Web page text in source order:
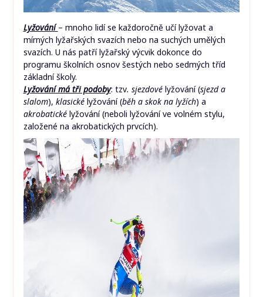
Lyžování– mnoho lidí se každoročně učí lyžovat a
mírných lyžařských svazích nebo na suchých umělých
svazích. U nás patří lyžařský výcvik dokonce do
programu školních osnov šestých nebo sedmých tříd
základní školy.
Lyžování má tři podoby: tzv. sjezdovélyžování (sjezd a
slalom), klasickélyžování (běh a skok na lyžích) a
akrobatickélyžování (neboli lyžování ve volném stylu,
založené na akrobatických prvcích).